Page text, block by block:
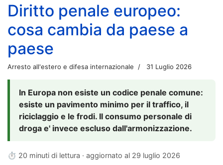
Diritto penale europeo:
cosa cambia da paese a
paese
Arresto all'estero e difesa internazionale 31 Luglio 2026
In Europa non esiste un codice penale comune:
esiste un pavimento minimo per il traffico, il
riciclaggio e le frodi. Il consumo personale di
droga e' invece escluso dall'armonizzazione.
⏱ 20 minuti di lettura · aggiornato al 29 luglio 2026